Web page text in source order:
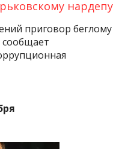
нардепу
приговор беглому